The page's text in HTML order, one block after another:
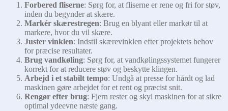
Forbered fliserne: Sørg for, at fliserne er rene og fri for støv,
inden du begynder at skære.
Markér skærestregen: Brug en blyant eller markør til at
markere, hvor du vil skære.
Juster vinklen: Indstil skærevinklen efter projektets behov
for præcise resultater.
Brug vandkøling: Sørg for, at vandkølingssystemet fungerer
korrekt for at reducere støv og beskytte klingen.
Arbejd i et stabilt tempo: Undgå at presse for hårdt og lad
maskinen gøre arbejdet for et rent og præcist snit.
Rengør efter brug: Fjern rester og skyl maskinen for at sikre
optimal ydeevne næste gang.